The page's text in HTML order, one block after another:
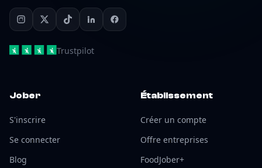
Trustpilot
Jober
S'inscrire
Se connecter
Blog
Établissement
Créer un compte
Offre entreprises
FoodJober+